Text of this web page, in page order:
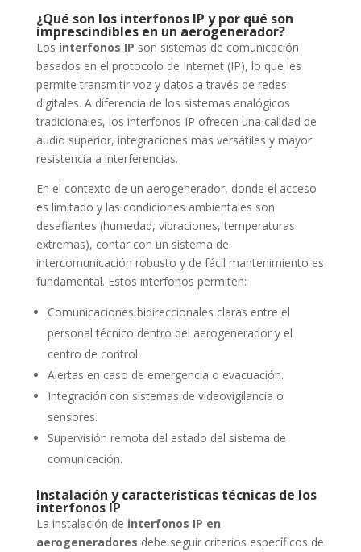
¿Qué son los interfonos IP y por qué son
imprescindibles en un aerogenerador?
Los interfonos IP son sistemas de comunicación
basados en el protocolo de Internet (IP), lo que les
permite transmitir voz y datos a través de redes
digitales. A diferencia de los sistemas analógicos
tradicionales, los interfonos IP ofrecen una calidad de
audio superior, integraciones más versátiles y mayor
resistencia a interferencias.
En el contexto de un aerogenerador, donde el acceso
es limitado y las condiciones ambientales son
desafiantes (humedad, vibraciones, temperaturas
extremas), contar con un sistema de
intercomunicación robusto y de fácil mantenimiento es
fundamental. Estos interfonos permiten:
Comunicaciones bidireccionales claras entre el
personal técnico dentro del aerogenerador y el
centro de control.
Alertas en caso de emergencia o evacuación.
Integración con sistemas de videovigilancia o
sensores.
Supervisión remota del estado del sistema de
comunicación.
Instalación y características técnicas de los
interfonos IP
La instalación de interfonos IP en
aerogeneradores debe seguir criterios específicos de